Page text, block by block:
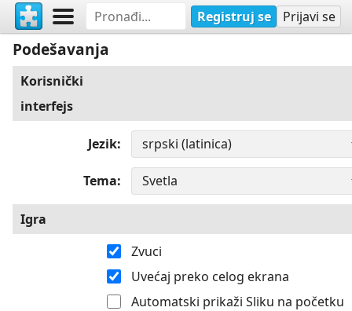
Registruj se Prijavi se
Podešavanja
Korisnički
interfejs
Jezik
Tema
Igra
Zvuci
Uvećaj preko celog ekrana
Automatski prikaži Sliku na početku